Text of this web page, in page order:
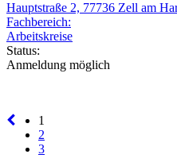
Hauptstraße 2, 77736 Zell am
Fachbereich:
Arbeitskreise
Status:
Anmeldung möglich
1
2
3